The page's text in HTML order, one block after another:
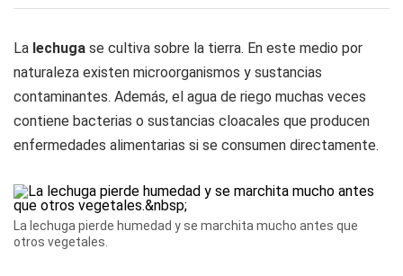
La lechuga se cultiva sobre la tierra. En este medio por
naturaleza existen microorganismos y sustancias
contaminantes. Además, el agua de riego muchas veces
contiene bacterias o sustancias cloacales que producen
enfermedades alimentarias si se consumen directamente.
La lechuga pierde humedad y se marchita mucho antes que
otros vegetales.